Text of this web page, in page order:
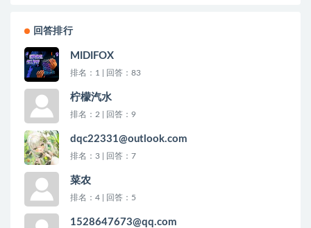
回答排行
MIDIFOX
排名：1 | 回答：83
柠檬汽水
排名：2 | 回答：9
dqc22331@outlook.com
排名：3 | 回答：7
菜农
排名：4 | 回答：5
1528647673@qq.com